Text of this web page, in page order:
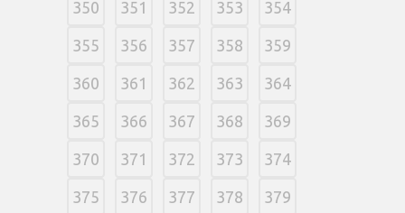
350 351 352 353 354
355 356 357 358 359
360 361 362 363 364
365 366 367 368 369
370 371 372 373 374
375 376 377 378 379